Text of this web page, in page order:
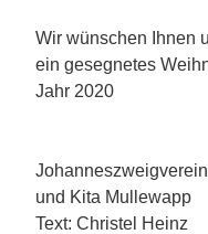
Wir wünschen Ihnen
ein gesegnetes
Jahr 2020
und Kita Mullewapp
Text: Christel Heinz